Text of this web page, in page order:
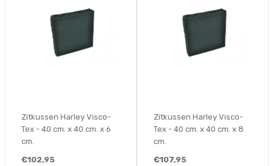
Zitkussen Harley Visco-
Tex - 40 cm. x 40 cm. x 6
cm.
€102,95
Zitkussen Harley Visco-
Tex - 40 cm. x 40 cm. x 8
cm.
€107,95